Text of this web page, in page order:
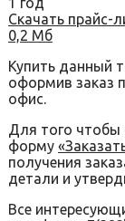
Скачать прайс-
0,2 Мб
Купить данный
оформив заказ
офис.
Для того чтобы
форму
получения
детали и
Все